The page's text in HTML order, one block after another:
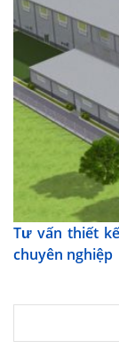
Tư vấn thiết
chuyên nghiệp